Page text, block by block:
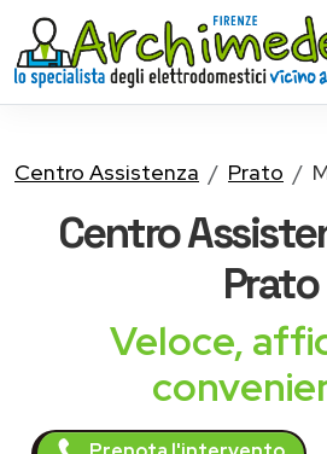
Centro Assistenza Prato
Centro
Prato
Veloce,